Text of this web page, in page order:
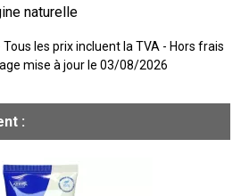
naturelle
les prix incluent la TVA - Hors frais
mise à jour le 03/08/2026
: